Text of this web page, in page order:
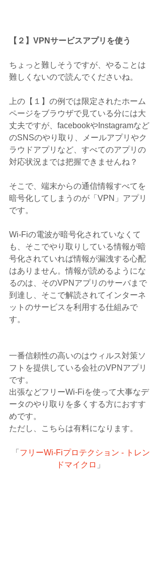
【２】VPNサービスアプリを使う
ちょっと難しそうですが、やることは
難しくないので読んでくださいね。
上の【１】の例では限定されたホーム
ページをブラウザで見ている分には大
丈夫ですが、facebookやInstagramなど
のSNSのやり取り、メールアプリやク
ラウドアプリなど、すべてのアプリの
対応状況までは把握できませんね？
そこで、端末からの通信情報すべてを
暗号化してしまうのが「VPN」アプリ
です。
Wi-Fiの電波が暗号化されていなくて
も、そこでやり取りしている情報が暗
号化されていれば情報が漏洩する心配
はありません。情報が読めるようにな
るのは、そのVPNアプリのサーバまで
到達し、そこで解読されてインターネ
ットのサービスを利用する仕組みで
す。
一番信頼性の高いのはウィルス対策ソ
フトを提供している会社のVPNアプリ
です。
出張などフリーWi-Fiを使って大事なデ
ータのやり取りを多くする方におすす
めです。
ただし、こちらは有料になります。
「 フリーWi-Fiプロテクション - トレン
ドマイクロ 」